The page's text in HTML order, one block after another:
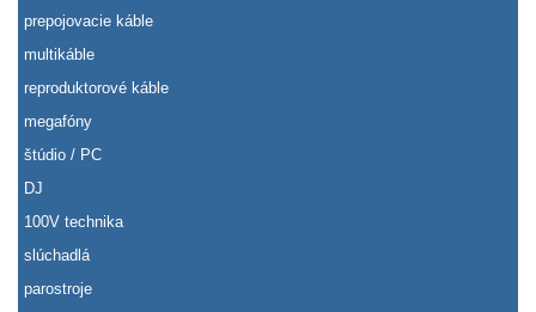
prepojovacie káble
multikáble
reproduktorové káble
megafóny
štúdio / PC
DJ
100V technika
slúchadlá
parostroje